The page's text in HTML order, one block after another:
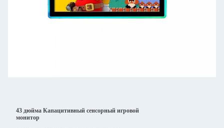
43 дюйма Капацитивный сенсорный игровой
монитор